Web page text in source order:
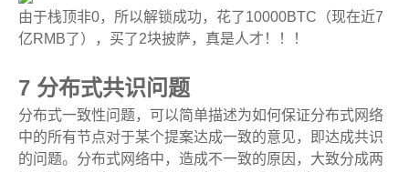
由于栈顶非0，所以解锁成功，花了10000BTC（现在近7
亿RMB了），买了2块披萨，真是人才！！！
7 分布式共识问题
分布式一致性问题，可以简单描述为如何保证分布式网络
中的所有节点对于某个提案达成一致的意见，即达成共识
的问题。分布式网络中，造成不一致的原因，大致分成两